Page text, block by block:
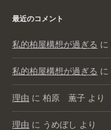
最近のコメント
私的柏屋構想が過ぎる に
私的柏屋構想が過ぎる に
理由 に 柏原 薫子 より
理由 に うめぼし より